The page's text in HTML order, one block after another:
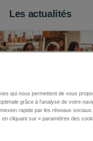
Les actualités
qui nous permettent de vous
grâce à l’analyse de votre
rapide par les réseaux
cliquant sur « paramètres des